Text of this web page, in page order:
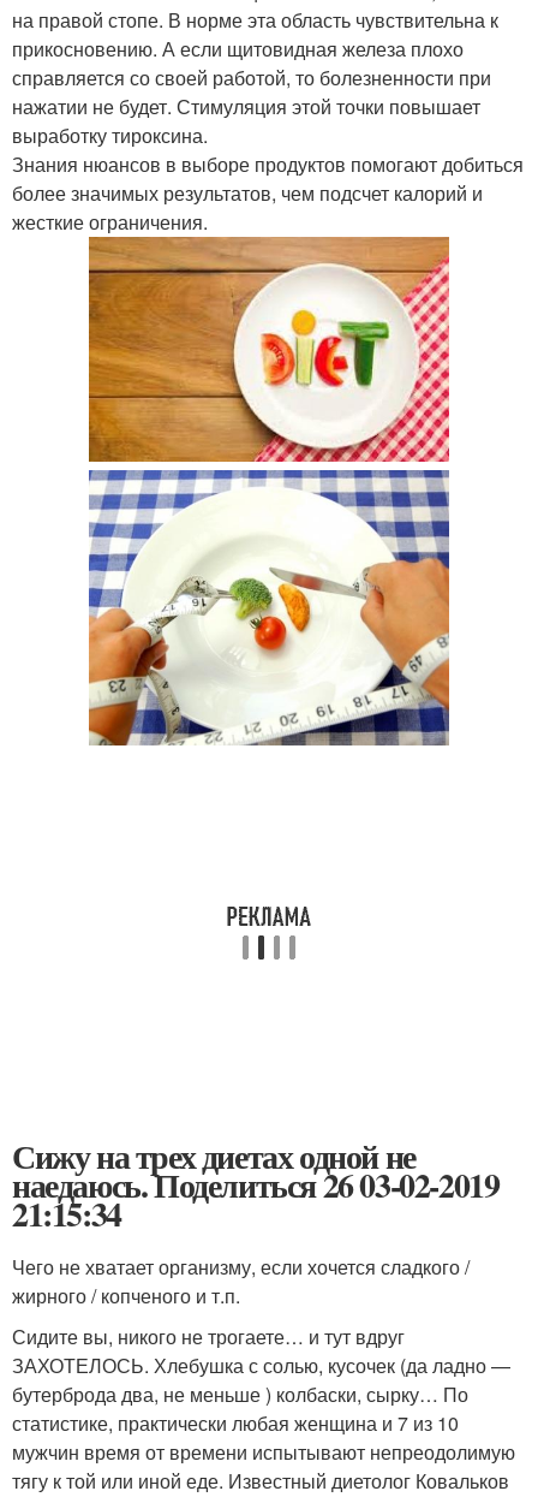
на правой стопе. В норме эта область чувствительна к
прикосновению. А если щитовидная железа плохо
справляется со своей работой, то болезненности при
нажатии не будет. Стимуляция этой точки повышает
выработку тироксина.
Знания нюансов в выборе продуктов помогают добиться
более значимых результатов, чем подсчет калорий и
жесткие ограничения.
Сижу на трех диетах одной не
наедаюсь. Поделиться 26 03-02-2019
21:15:34
Чего не хватает организму, если хочется сладкого /
жирного / копченого и т.п.
Сидите вы, никого не трогаете… и тут вдруг
ЗАХОТЕЛОСЬ. Хлебушка с солью, кусочек (да ладно —
бутерброда два, не меньше ) колбаски, сырку… По
статистике, практически любая женщина и 7 из 10
мужчин время от времени испытывают непреодолимую
тягу к той или иной еде. Известный диетолог Ковальков